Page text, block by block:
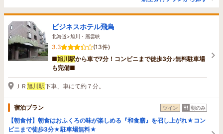
ビジネスホテル飛鳥
北海道>旭川・層雲峡
3.3
(13件)
■旭川駅から車で7分！コンビニまで徒歩3分♪無料駐車場
も完備■
ＪＲ 旭川駅下車、車にて約７分。
宿泊プラン ツイン 朝のみ
【朝食付】朝食はおふくろの味が楽しめる『和食膳』を召し上がれ★コン
ビニまで徒歩3分★駐車場無料★